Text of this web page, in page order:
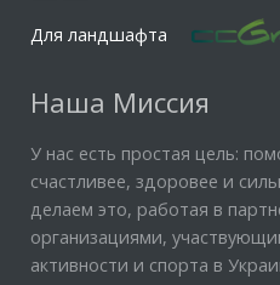
Для ландшафта
Наша Миссия
У нас есть простая цель:
счастливее, здоровее и
делаем это, работая в
организациями,
активности и спорта в